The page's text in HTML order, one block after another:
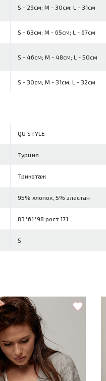
S - 29см; M - 30см; L - 31см
S - 63см; M - 65см; L - 67см
S - 46см; M - 48см; L - 50см
S - 30см; M - 31см; L - 32см
QU STYLE
Турция
Трикотаж
95% хлопок, 5% эластан
83*61*98 рост 171
S